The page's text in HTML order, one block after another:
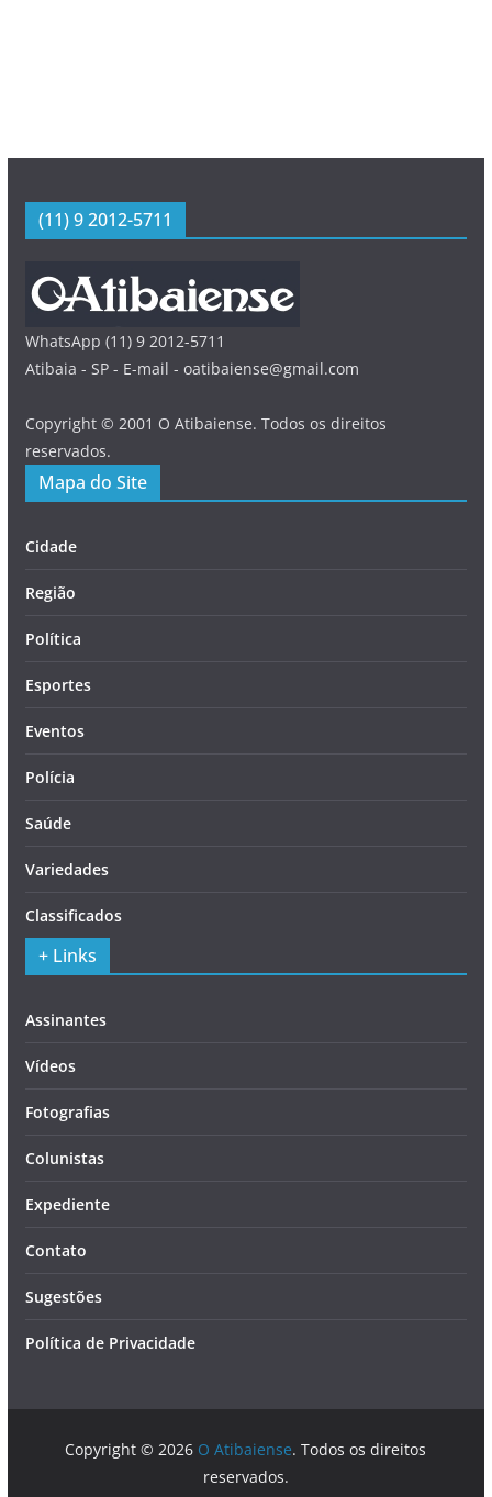
(11) 9 2012-5711
WhatsApp (11) 9 2012-5711
Atibaia - SP - E-mail - oatibaiense@gmail.com
Copyright © 2001 O Atibaiense. Todos os direitos
reservados.
Mapa do Site
Cidade
Região
Política
Esportes
Eventos
Polícia
Saúde
Variedades
Classificados
+ Links
Assinantes
Vídeos
Fotografias
Colunistas
Expediente
Contato
Sugestões
Política de Privacidade
Copyright © 2026 O Atibaiense. Todos os direitos
reservados.